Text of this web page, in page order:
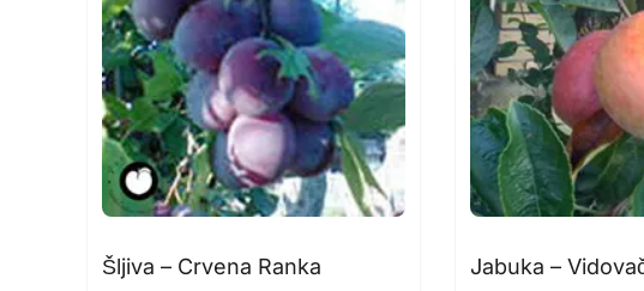
Šljiva – Crvena Ranka Jabuka –